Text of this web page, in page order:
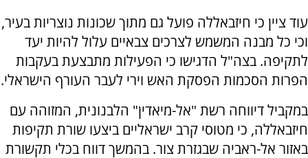
עוד ציין כי חיזבאללה פועל גם מתוך שכונות נוצריות בעיר,
וכי כל מבנה המשמש לצרכים צבאיים עלול להיות יעד
לתקיפה. בצה"ל הדגישו כי הפעילות מתבצעת בעקבות
הפרות הסכמות הפסקת האש וירי לעבר העורף הישראלי.
במקביל דיווחה רשת "אל-מיאדין" הלבנונית, המזוהה עם
חיזבאללה, כי מטוסי קרב ישראליים ביצעו שורת תקיפות
באזור אל-ראביה שבגזרת צור. בהמשך דווח בכלי תקשורת